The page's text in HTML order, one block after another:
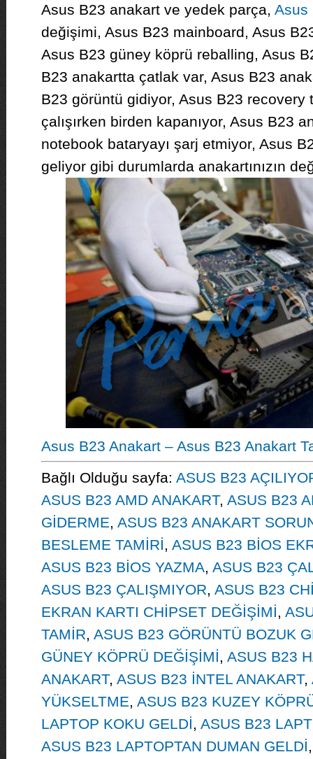
Asus B23 anakart ve yedek parça, Asus
değişimi, Asus B23 mainboard, Asus
Asus B23 güney köprü reballing, Asus
B23 anakartta çatlak var, Asus B23
B23 görüntü gidiyor, Asus B23 recovery
çalışırken birden kapanıyor, Asus B23
notebook bataryayı şarj etmiyor, Asus
geliyor gibi durumlarda anakartınızın
Asus B23 Anakart – Asus B23 Anakart
Bağlı Olduğu sayfa: ASUS B23
ASUS B23 AMD ANAKART, ASUS B23
GİDERME, ASUS B23 ANAKART
BESLEME TAMİRİ, ASUS B23 BİOS
ASUS B23 BİOS YAZMA, ASUS B23
ASUS B23 ÇALIŞMIYOR, ASUS B23
EKRAN KARTI CHİPSET DEĞİŞİMİ,
TAMİR, ASUS B23 GÖRÜNTÜ BOZUK
GÜNEY KÖPRÜ DEĞİŞİMİ, ASUS B23
ANAKART, ASUS B23 İNTEL ANAKART,
YÜKSELTME, ASUS B23 KUZEY
LAPTOP KOKU GELDİ, ASUS B23
ASUS B23 LAPTOPTAN DUMAN GELDİ